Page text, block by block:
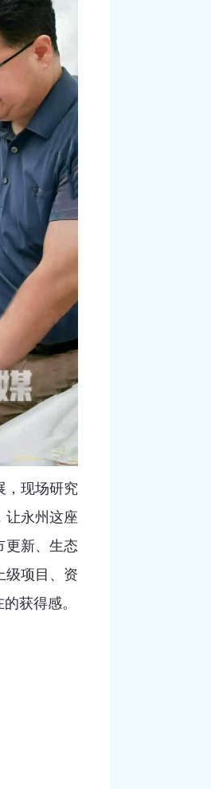
，现场研究
让永州这座
更新、生态
级项目、资
获得感。